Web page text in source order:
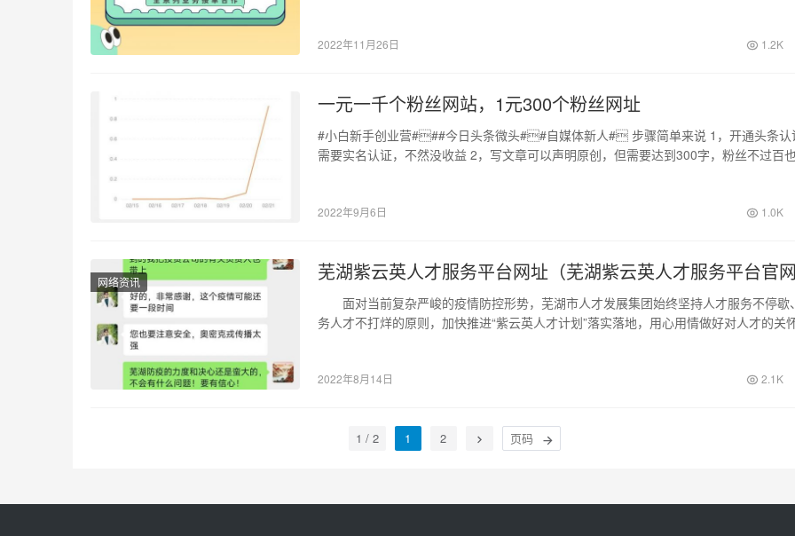
2022年11月26日 1.2K
一元一千个粉丝网站，1元300个粉丝网址
#小白新手创业营###今日头条微头##自媒体新人# 步骤简单来说 1，开通头条认
需要实名认证，不然没收益 2，写文章可以声明原创，但需要达到300字，粉丝不过百
2022年9月6日 1.0K
网络资讯 芜湖紫云英人才服务平台网址（芜湖紫云英人才服务平台官网
面对当前复杂严峻的疫情防控形势，芜湖市人才发展集团始终坚持人才服务不停歇
务人才不打烊的原则，加快推进“紫云英人才计划”落实落地，用心用情做好对人才的关
2022年8月14日 2.1K
1 / 2 1 2